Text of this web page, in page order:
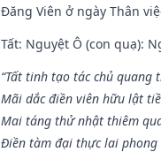
Đăng Viên ở ngày Thân
Tất: Nguyệt Ô (con quạ):
“Tất tinh tạo tác chủ quang
Mãi dắc điền viên hữu lật
Mai táng thử nhật thiêm
Điền tàm đại thực lai phong